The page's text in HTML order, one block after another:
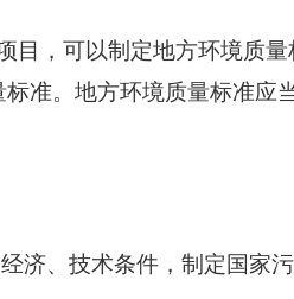
，可以制定地方环境质
准。地方环境质量标准应
、技术条件，制定国家污